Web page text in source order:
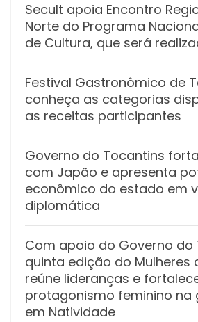
Secult apoia Encontro
Norte do Programa
de Cultura, que será
Festival Gastronômico de
conheça as categorias
as receitas participantes
Governo do Tocantins
com Japão e apresenta
econômico do estado em
diplomática
Com apoio do Governo do
quinta edição do Mulheres
reúne lideranças e
protagonismo feminino na
em Natividade